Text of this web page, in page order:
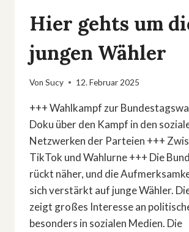
Hier gehts um
jungen Wähler
Von Sucy 12. Februar 2025
+++ Wahlkampf zur
Doku über den Kampf in den
Netzwerken der Parteien +++
TikTok und Wahlurne +++ Die
rückt näher, und die
sich verstärkt auf junge Wähler.
zeigt großes Interesse an
besonders in sozialen Medien. Die